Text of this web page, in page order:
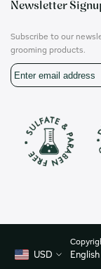
Contact
Privacy Policy
Terms of Use
B2B
Ambassadors
Account
Career
Instagram
missing:
Newsletter
Subscribe to our
grooming products.
USD English